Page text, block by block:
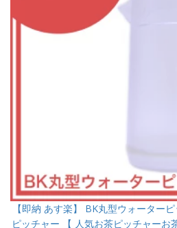
【即納 あす楽】 BK丸型ウォーター
ピッチャー 【 人気お茶ピッチャーお